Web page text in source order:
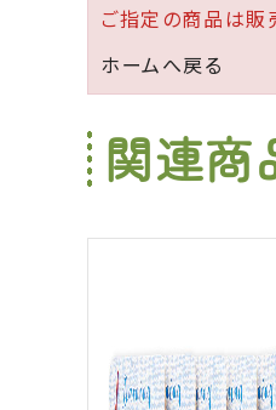
ご指定の商品は販
ホームへ戻る
関連商